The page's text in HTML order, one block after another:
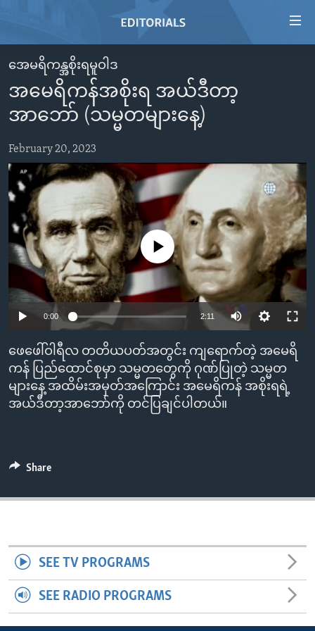
main
content
to
main
Navigation
Skip
Search
HOME
VIDEO
RADIO
REGIONS
AFRICA
AMERICAS
ASIA
EUROPE
MIDDLE EAST
TOPICS
HUMAN RIGHTS
SECURITY AND DEFENSE
AID AND DEVELOPMENT
DEMOCRACY AND GOVERNANCE
ECONOMY AND TRADE
ENVIRONMENT AND HEALTH
IDEALS AND INSTITUTIONS
ARCHIVE
ABOUT US
FOLLOW US
အေမရိကန္အစိုးရမူဝါဒ
အမေရိကန်အစိုးရ အယ်ဒီတာ့
အာဘော် (သမ္မတများနေ့)
February 20, 2023
No media source currently available
0:00 2:11
ဖေဖေါ်ဝါရီလ တတိယပတ်အတွင်း ကျရောက်တဲ့ အမေရိ
ကန် ပြည်ထောင်စုမှာ သမ္မတတွေကို ဂုဏ်ပြုတဲ့ သမ္မတ
များနေ့ အထိမ်းအမှတ်အကြောင်း အမေရိကန် အစိုးရရဲ့
အယ်ဒီတာ့အာဘော်ကို တင်ပြချင်ပါတယ်။
Share
SEE TV PROGRAMS
SEE RADIO PROGRAMS